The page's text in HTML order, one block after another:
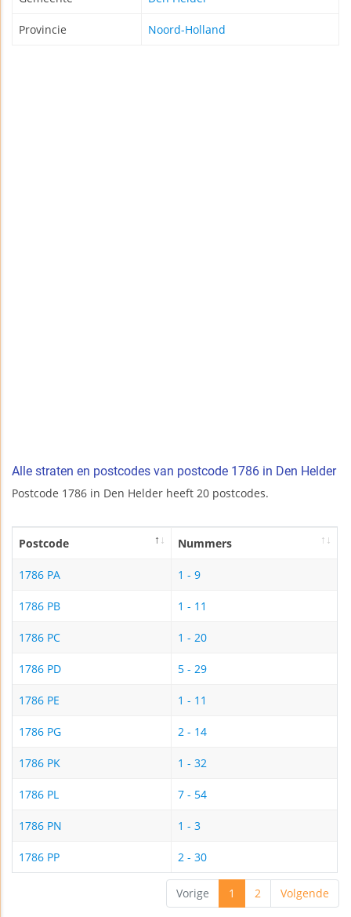
Provincie Noord-Holland
Alle straten en postcodes van postcode 1786 in Den Helder
Postcode 1786 in Den Helder heeft 20 postcodes.
Postcode Nummers
1786 PA 1 - 9
1786 PB 1 - 11
1786 PC 1 - 20
1786 PD 5 - 29
1786 PE 1 - 11
1786 PG 2 - 14
1786 PK 1 - 32
1786 PL 7 - 54
1786 PN 1 - 3
1786 PP 2 - 30
Vorige 1 2 Volgende